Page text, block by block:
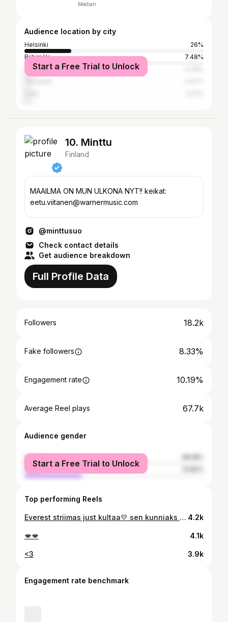
Median
Audience location by city
Helsinki
26%
Riihimäki
7.48%
Hyvinkää
Start a Free Trial to Unlock
10. Minttu
Finland
MAAILMA ON MUN ULKONA NYT!! keikat:
eetu.viitanen@warnermusic.com
@minttusuo
Check contact details
Get audience breakdown
Full Profile Data
Followers 18.2k
Fake followers 8.33%
Engagement rate 10.19%
Average Reel plays 67.7k
Audience gender
female
male
Start a Free Trial to Unlock
Top performing Reels
Everest striimas just kultaa💛 sen kunniaks pieni takaisinheitto Leville🧊 Kiitos kun kuuntelette. Ei tätä striimien takii tehdä, mut pakko myöntää et kyllä tälläset jutut hyvältä tuntuu🥹❤️😭 4.2k
💋💋 4.1k
<3 3.9k
Engagement rate benchmark